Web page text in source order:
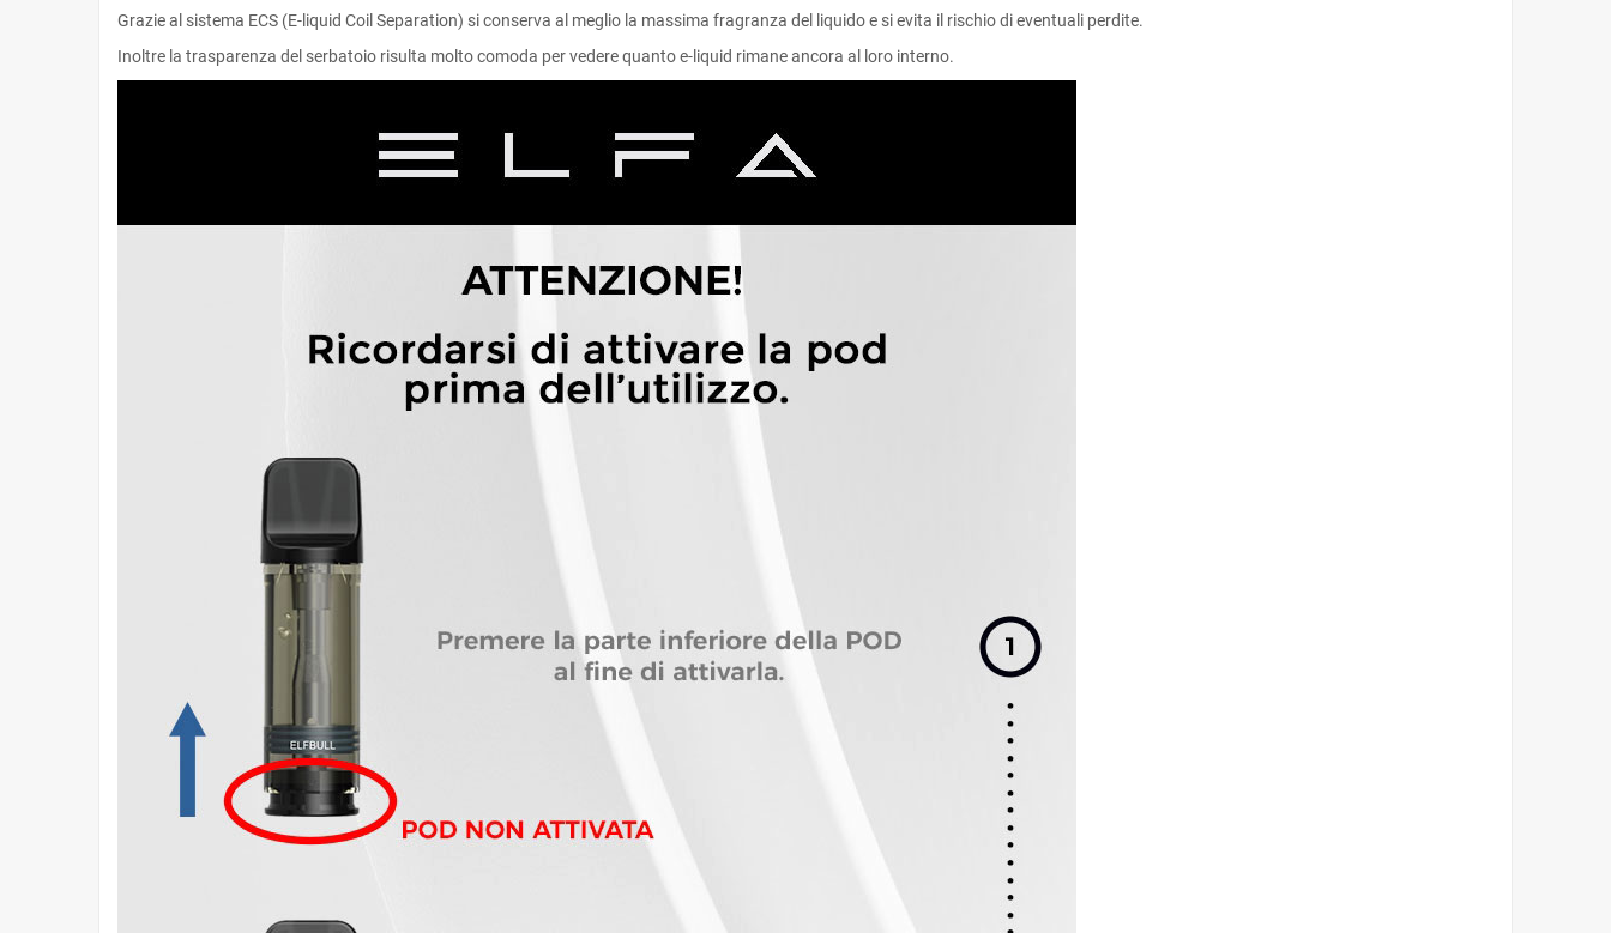
Grazie al sistema ECS (E-liquid Coil Separation) si conserva al meglio la massima fragranza del liquido e si evita il rischio di eventuali perdite.
Inoltre la trasparenza del serbatoio risulta molto comoda per vedere quanto e-liquid rimane ancora al loro interno.